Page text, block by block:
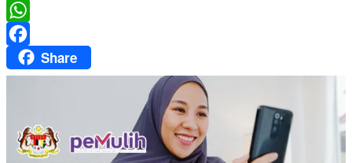
Twitter
WhatsApp
FacebookShare